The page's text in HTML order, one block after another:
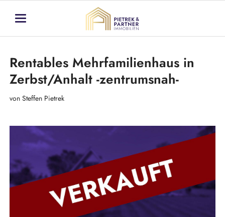
Rentables Mehrfamilienhaus in
Zerbst/Anhalt -zentrumsnah-
von Steffen Pietrek